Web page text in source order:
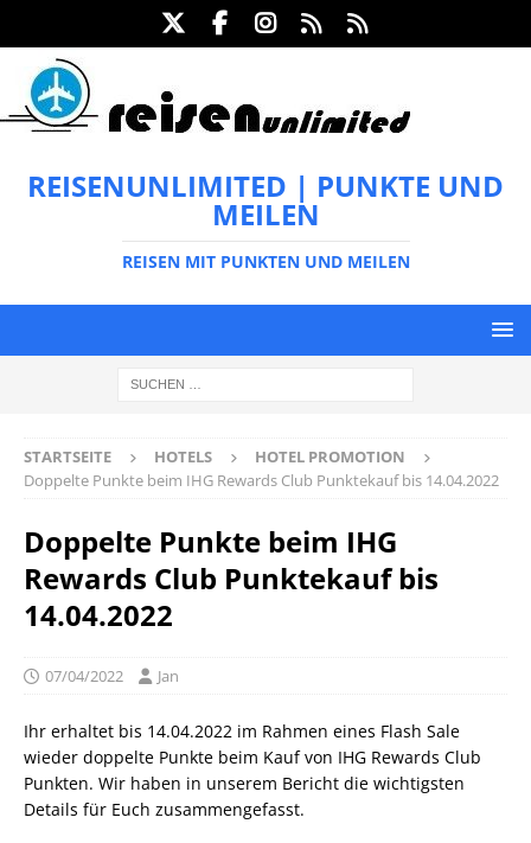
REISENUNLIMITED | PUNKTE UND
MEILEN
REISEN MIT PUNKTEN UND MEILEN
STARTSEITE HOTELS
HOTEL PROMOTION
Doppelte Punkte beim IHG Rewards Club Punktekauf bis 14.04.2022
Doppelte Punkte beim IHG
Rewards Club Punktekauf bis
14.04.2022
07/04/2022 Jan
Ihr erhaltet bis 14.04.2022 im Rahmen eines Flash Sale
wieder doppelte Punkte beim Kauf von IHG Rewards Club
Punkten. Wir haben in unserem Bericht die wichtigsten
Details für Euch zusammengefasst.